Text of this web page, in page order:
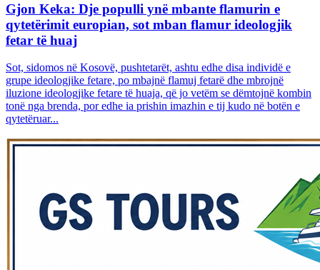
Gjon Keka: Dje populli ynë mbante flamurin e
qytetërimit europian, sot mban flamur ideologjik
fetar të huaj
Sot, sidomos në Kosovë, pushtetarët, ashtu edhe disa individë e
grupe ideologjike fetare, po mbajnë flamuj fetarë dhe mbrojnë
iluzione ideologjike fetare të huaja, që jo vetëm se dëmtojnë kombin
tonë nga brenda, por edhe ia prishin imazhin e tij kudo në botën e
qytetëruar...